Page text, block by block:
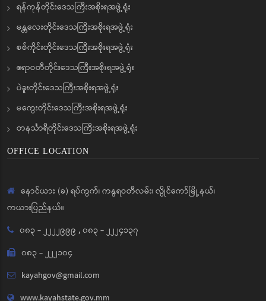
ရန်ကုန်တိုင်းဒေသကြီးအစိုးရအဖွဲ့ရုံး
မန္တလေးတိုင်းဒေသကြီးအစိုးရအဖွဲ့ရုံး
စစ်ကိုင်းတိုင်းဒေသကြီးအစိုးရအဖွဲ့ရုံး
ဧရာဝတီတိုင်းဒေသကြီးအစိုးရအဖွဲ့ရုံး
ပဲခူးတိုင်းဒေသကြီးအစိုးရအဖွဲ့ရုံး
မကွေးတိုင်းဒေသကြီးအစိုးရအဖွဲ့ရုံး
တနင်္သာရီတိုင်းဒေသကြီးအစိုးရအဖွဲ့ရုံး
OFFICE LOCATION
နောင်ယား (ခ) ရပ်ကွက်၊ ကန္ဒရဝတီလမ်း၊ လွိုင်ကော်မြို့နယ်၊
ကယားပြည်နယ်။
၀၈၃ - ၂၂၂၂၉၉၉ ,၀၈၃ - ၂၂၂၄၁၃၇
၀၈၃ - ၂၂၂၁၀၄
kayahgov@gmail.com
www.kayahstate.gov.mm